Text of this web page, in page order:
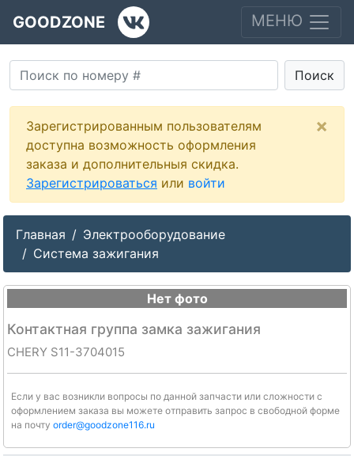
GOODZONE МЕНЮ
Поиск
Зарегистрированным пользователям
доступна возможность оформления
заказа и дополнительныя скидка.
Зарегистрироваться или войти
×
Главная
Электрооборудование
Система зажигания
Нет фото
Контактная группа замка зажигания
CHERY S11-3704015
Если у вас возникли вопросы по данной запчасти или сложности с
оформлением заказа вы можете отправить запрос в свободной форме
на почту order@goodzone116.ru